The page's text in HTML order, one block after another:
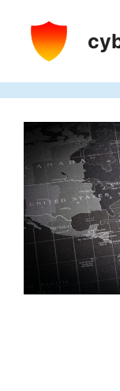
contenido